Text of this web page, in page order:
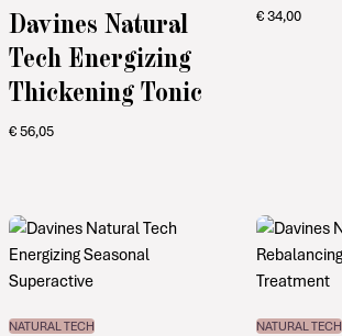
Davines Natural
Tech Energizing
Thickening Tonic
€56,05
€34,00
NATURAL TECH NATURAL TECH